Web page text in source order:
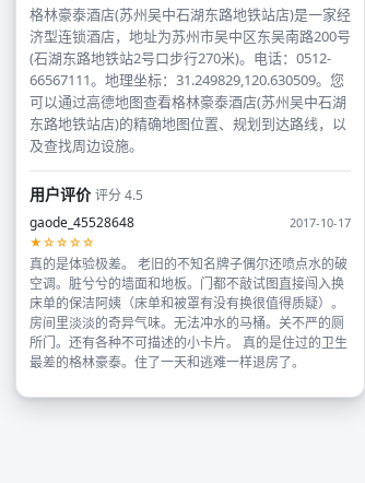
格林豪泰酒店(苏州吴中石湖东路地铁站店)是一家经
济型连锁酒店，地址为苏州市吴中区东吴南路200号
(石湖东路地铁站2号口步行270米)。电话：0512-
66567111。地理坐标：31.249829,120.630509。您
可以通过高德地图查看格林豪泰酒店(苏州吴中石湖
东路地铁站店)的精确地图位置、规划到达路线，以
及查找周边设施。
用户评价评分 4.5
gaode_45528648
2017-10-17
★☆☆☆☆
真的是体验极差。 老旧的不知名牌子偶尔还喷点水的破
空调。脏兮兮的墙面和地板。门都不敲试图直接闯入换
床单的保洁阿姨（床单和被罩有没有换很值得质疑）。
房间里淡淡的奇异气味。无法冲水的马桶。关不严的厕
所门。还有各种不可描述的小卡片。 真的是住过的卫生
最差的格林豪泰。住了一天和逃难一样退房了。